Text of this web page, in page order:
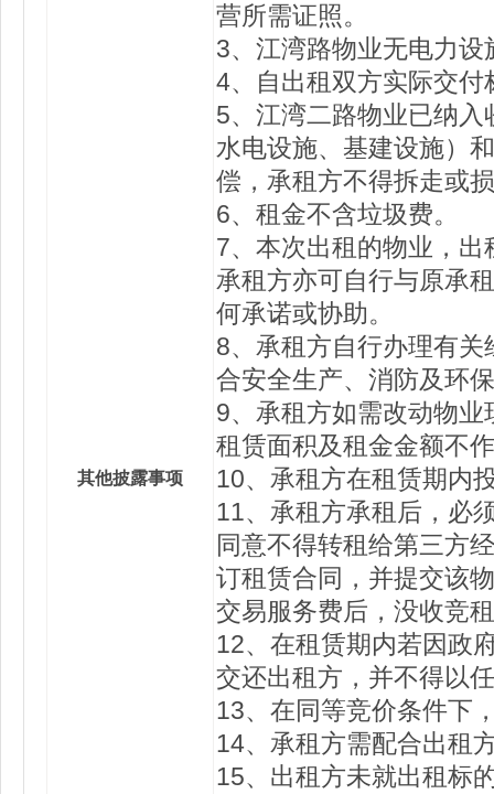
其他披露事项
营所需证照。
3、江湾路物业无电力
4、自出租双方实际交
5、江湾二路物业已纳
水电设施、基建设施）
偿，承租方不得拆走或
6、租金不含垃圾费。
7、本次出租的物业，
承租方亦可自行与原承
何承诺或协助。
8、承租方自行办理有
合安全生产、消防及环
9、承租方如需改动物
租赁面积及租金金额不
10、承租方在租赁期内
11、承租方承租后，必
同意不得转租给第三方
订租赁合同，并提交该
交易服务费后，没收竞
12、在租赁期内若因政
交还出租方，并不得以
13、在同等竞价条件下
14、承租方需配合出租
15、出租方未就出租标